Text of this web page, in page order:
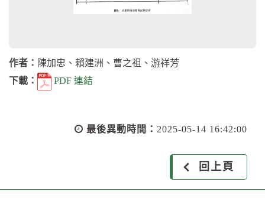
作者： 陳加忠、賴建洲、曹之祖、游祥芳
下載：
PDF 連結
最後異動時間： 2025-05-14 16:42:00
回上頁